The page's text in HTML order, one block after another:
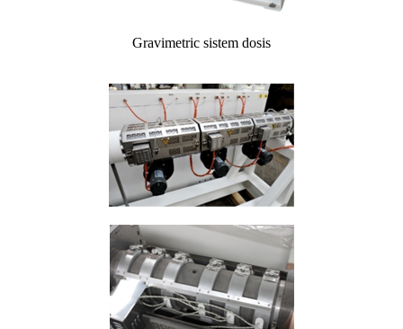
Gravimetric sistem dosis